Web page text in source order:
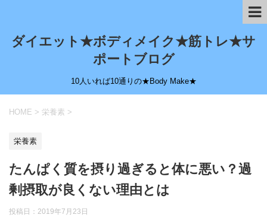
ダイエット★ボディメイク★筋トレ★サ
ポートブログ
10人いれば10通りの★Body Make★
HOME > 栄養素 >
栄養素
たんぱく質を摂り過ぎると体に悪い？過
剰摂取が良くない理由とは
投稿日： 2019年7月23日